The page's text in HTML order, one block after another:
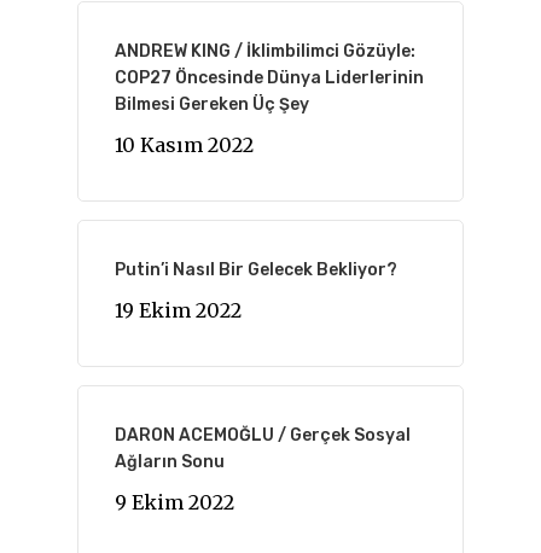
ANDREW KING / İklimbilimci Gözüyle:
COP27 Öncesinde Dünya Liderlerinin
Bilmesi Gereken Üç Şey
10 Kasım 2022
Putin’i Nasıl Bir Gelecek Bekliyor?
19 Ekim 2022
DARON ACEMOĞLU / Gerçek Sosyal
Ağların Sonu
9 Ekim 2022